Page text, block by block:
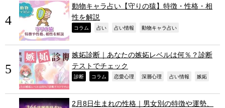
動物キャラ占い【守りの猿】特徴・性格・相
性を解説
コラム 占い 占い情報 動物キャラ占い
嫉妬診断｜あなたの嫉妬レベルは何％？診断
テストでチェック
診断 コラム 恋愛心理 深層心理 占い情報 嫉妬
2月8日生まれの性格｜男女別の特徴や運勢、